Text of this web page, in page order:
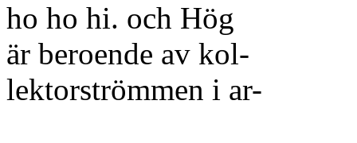
ho ho hi. och Hög
är beroende av kol-
lektorströmmen i ar-